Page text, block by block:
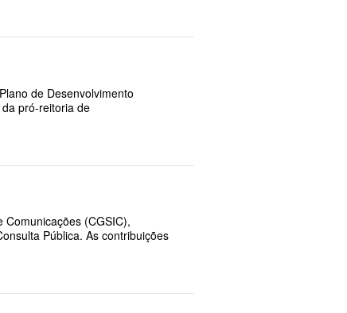
de Desenvolvimento
pró-reitoria de
(CGSIC),
Pública. As contribuições